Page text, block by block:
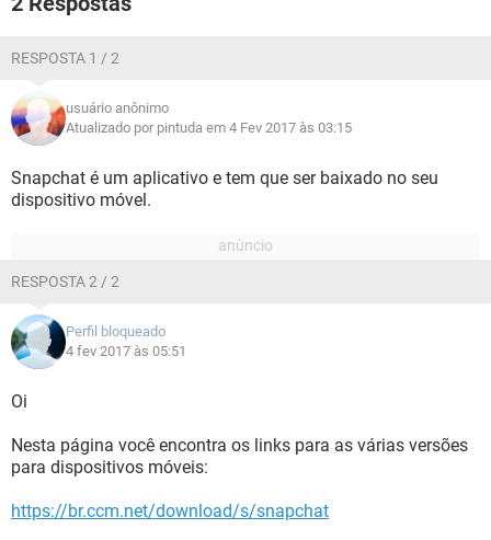
GUIA DE COMPRAS
RESPOSTA 1 / 2
usuário anônimo
Atualizado por pintuda em 4 Fev 2017 às 03:15
Snapchat é um aplicativo e tem que ser baixado no seu
dispositivo móvel.
RESPOSTA 2 / 2
Perfil bloqueado
4 fev 2017 às 05:51
Oi
Nesta página você encontra os links para as várias versões
para dispositivos móveis:
https://br.ccm.net/download/s/snapchat